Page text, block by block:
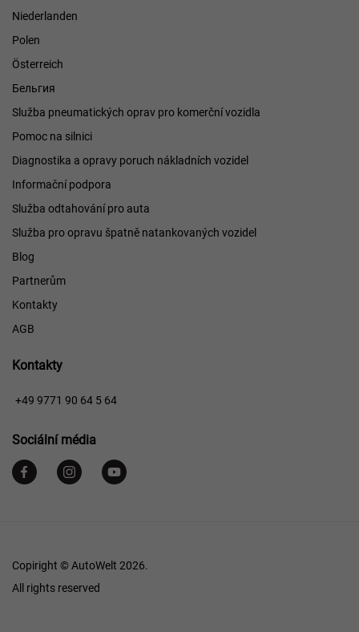
Niederlanden
Polen
Österreich
Бельгия
Služba pneumatických oprav pro komerční vozidla
Pomoc na silnici
Diagnostika a opravy poruch nákladních vozidel
Informační podpora
Služba odtahování pro auta
Služba pro opravu špatně natankovaných vozidel
Blog
Partnerům
Kontakty
AGB
Kontakty
+49 9771 90 64 5 64
Sociální média
Copiright © AutoWelt 2026.
All rights reserved